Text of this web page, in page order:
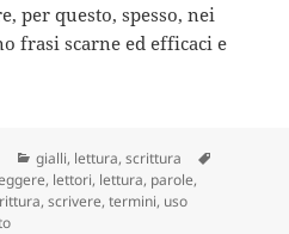
per questo, spesso, nei
frasi scarne ed efficaci e
Categorie
gialli, lettura,scrittura
, lettori, lettura, parole,
,scrivere,termini, uso
su Uso scrupoloso delle parole per